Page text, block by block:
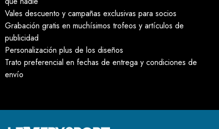
Vales descuento y campañas exclusivas para socios
Grabación gratis en muchísimos trofeos y artículos de
publicidad
Personalización plus de los diseños
Trato preferencial en fechas de entrega y condiciones de
envío